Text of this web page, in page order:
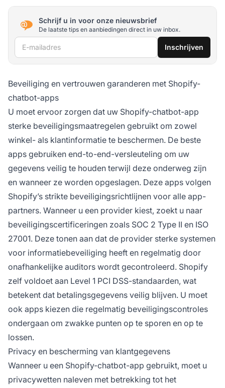
Schrijf u in voor onze nieuwsbrief
De laatste tips en aanbiedingen direct in uw inbox.
E-mailadres Inschrijven
Beveiliging en vertrouwen garanderen met Shopify-
chatbot-apps
U moet ervoor zorgen dat uw Shopify-chatbot-app
sterke beveiligingsmaatregelen gebruikt om zowel
winkel- als klantinformatie te beschermen. De beste
apps gebruiken end-to-end-versleuteling om uw
gegevens veilig te houden terwijl deze onderweg zijn
en wanneer ze worden opgeslagen. Deze apps volgen
Shopify’s strikte beveiligingsrichtlijnen voor alle app-
partners. Wanneer u een provider kiest, zoekt u naar
beveiligingscertificeringen zoals SOC 2 Type II en ISO
27001. Deze tonen aan dat de provider sterke systemen
voor informatiebeveiliging heeft en regelmatig door
onafhankelijke auditors wordt gecontroleerd. Shopify
zelf voldoet aan Level 1 PCI DSS-standaarden, wat
betekent dat betalingsgegevens veilig blijven. U moet
ook apps kiezen die regelmatig beveiligingscontroles
ondergaan om zwakke punten op te sporen en op te
lossen.
Privacy en bescherming van klantgegevens
Wanneer u een Shopify-chatbot-app gebruikt, moet u
privacywetten naleven met betrekking tot het